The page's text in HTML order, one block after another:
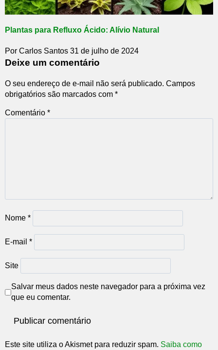
Plantas para Refluxo Ácido: Alívio Natural
Por Carlos Santos 31 de julho de 2024
Deixe um comentário
O seu endereço de e-mail não será publicado. Campos
obrigatórios são marcados com *
Comentário *
Nome *
E-mail *
Site
Salvar meus dados neste navegador para a próxima vez
que eu comentar.
Este site utiliza o Akismet para reduzir spam. Saiba como